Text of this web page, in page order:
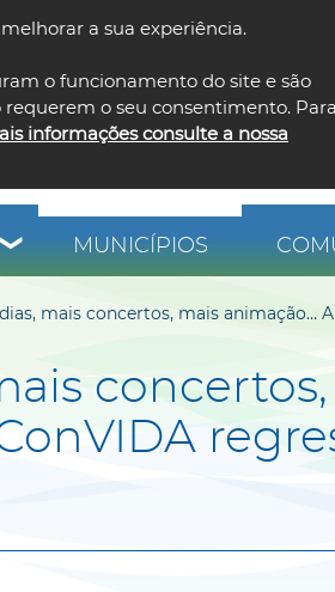
a sua experiência.
o funcionamento do site e são
requerem o seu consentimento.
informações consulte a nossa
MUNICÍPIOS
mais concertos, mais animação…